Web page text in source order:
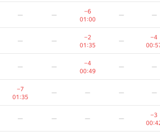
— —
−6
01:00
— —
— —
−2
01:35
—
−4
— —
−4
00:49
— —
−7
01:35
— — — —
— — — —
−3